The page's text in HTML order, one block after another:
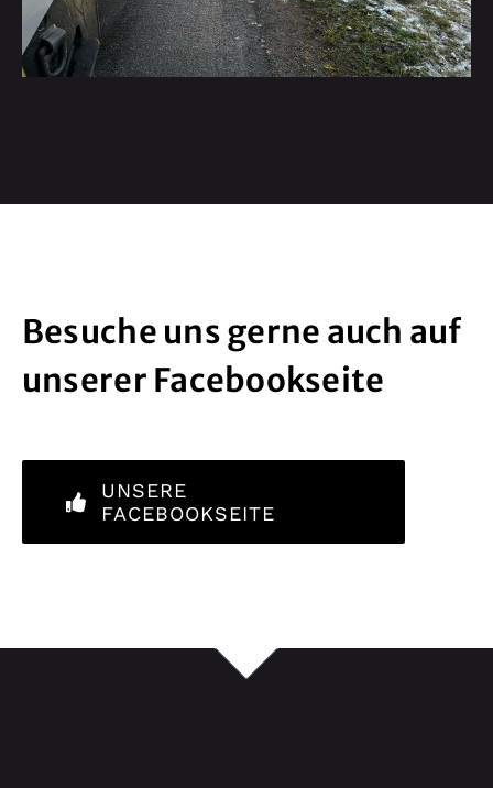
Besuche uns gerne auch auf
unserer Facebookseite
UNSERE
FACEBOOKSEITE